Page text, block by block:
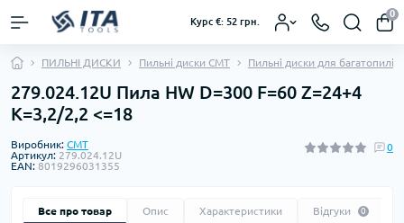
Курс €: 52 грн.
0
ПИЛЬНІ ДИСКИ Пильні диски CMT Пильні диски для багатопилів
279.024.12U Пила HW D=300 F=60 Z=24+4
K=3,2/2,2 <=18
Виробник: CMT
Артикул: 279.024.12U
EAN: 8019296031355
0
Все про товар Опис Характеристики Відгуки 0